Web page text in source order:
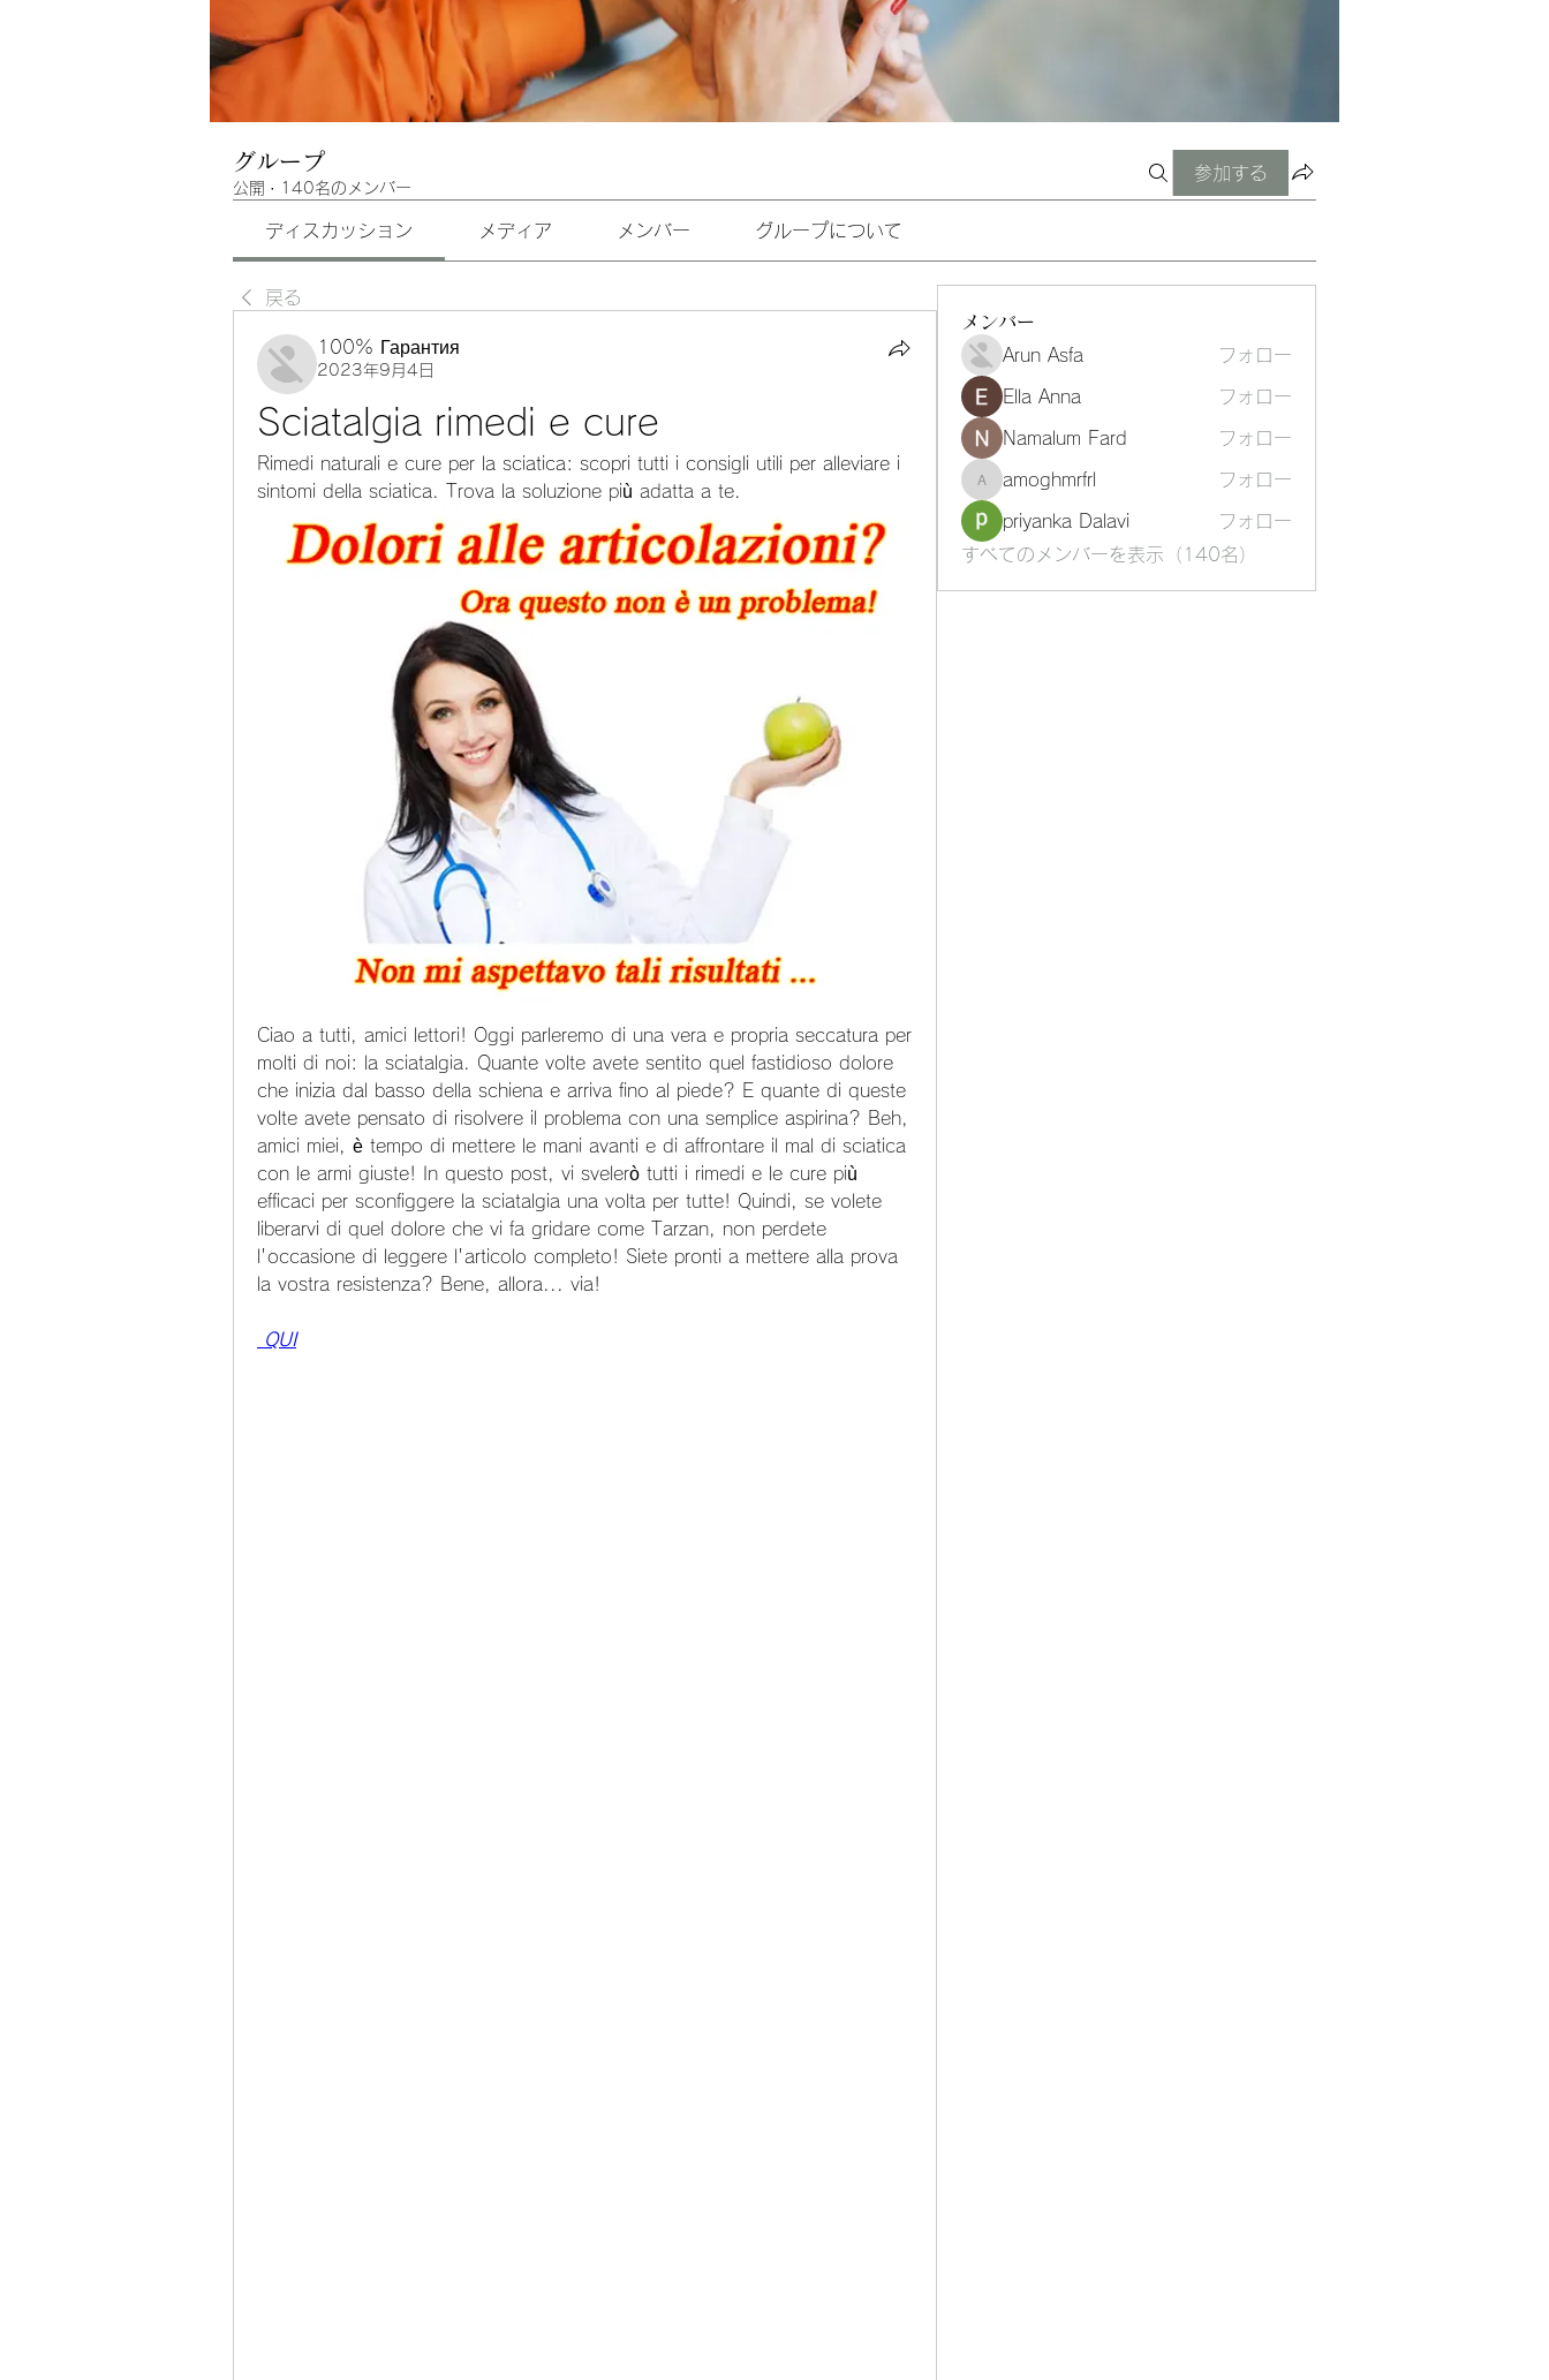
グループ
公開 · 140名のメンバー
参加する
ディスカッション メディア メンバー グループについて
戻る
100% Гарантия
2023年9月4日
Sciatalgia rimedi e cure
Rimedi naturali e cure per la sciatica: scopri tutti i consigli utili per alleviare i
sintomi della sciatica. Trova la soluzione più adatta a te.
Ciao a tutti, amici lettori! Oggi parleremo di una vera e propria seccatura per
molti di noi: la sciatalgia. Quante volte avete sentito quel fastidioso dolore
che inizia dal basso della schiena e arriva fino al piede? E quante di queste
volte avete pensato di risolvere il problema con una semplice aspirina? Beh,
amici miei, è tempo di mettere le mani avanti e di affrontare il mal di sciatica
con le armi giuste! In questo post, vi svelerò tutti i rimedi e le cure più
efficaci per sconfiggere la sciatalgia una volta per tutte! Quindi, se volete
liberarvi di quel dolore che vi fa gridare come Tarzan, non perdete
l'occasione di leggere l'articolo completo! Siete pronti a mettere alla prova
la vostra resistenza? Bene, allora... via!
QUI
メンバー
Arun Asfa
フォロー
Ella Anna フォロー
Namalum Fard フォロー
amoghmrfrl
amoghmrfrl フォロー
priyanka Dalavi
フォロー
すべてのメンバーを表示（140名）